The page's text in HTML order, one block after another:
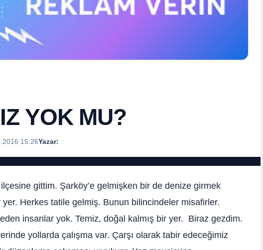
YOK MU?
15:26Yazar:
gittim. Şarköy’e gelmişken bir de denize girmek
Herkes tatile gelmiş. Bunun bilincindeler misafirler.
insanlar yok. Temiz, doğal kalmış bir yer. Biraz gezdim.
yollarda çalışma var. Çarşı olarak tabir edeceğimiz